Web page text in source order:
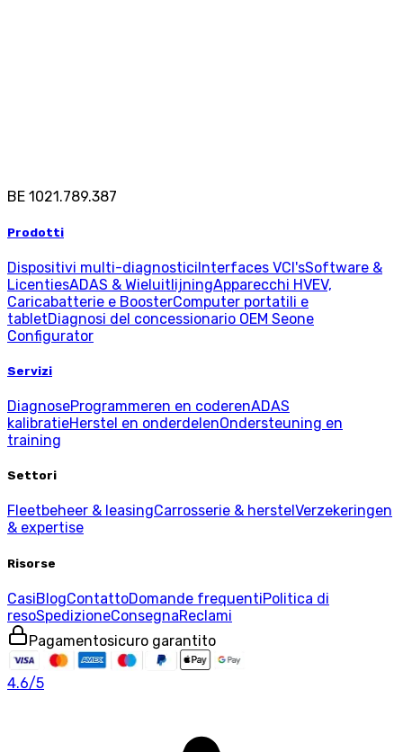
BE 1021.789.387
Prodotti
Dispositivi multi-diagnosticiInterfaces VCI'sSoftware &
LicentiesADAS & WieluitlijningApparecchi HVEV,
Caricabatterie e BoosterComputer portatili e
tabletDiagnosi del concessionario OEM Seone
Configurator
Servizi
DiagnoseProgrammeren en coderenADAS
kalibratieHerstel en onderdelenOndersteuning en
training
Settori
Fleetbeheer & leasingCarrosserie & herstel Verzekeringen
& expertise
Risorse
CasiBlogContattoDomande frequentiPolitica di
resoSpedizioneConsegnaReclami
Pagamentosicuro garantito
4.6/5